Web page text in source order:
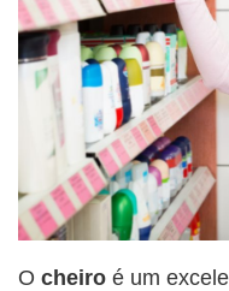
O cheiro é um